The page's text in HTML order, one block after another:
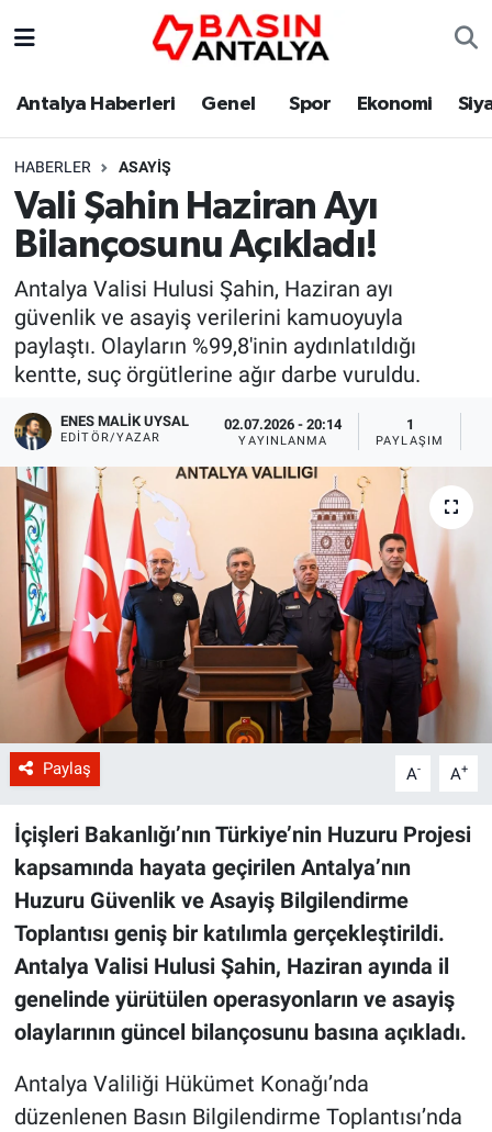
Antalya Haberleri Genel Spor Ekonomi
HABERLER ASAYIŞ
Vali Şahin Haziran Ayı
Bilançosunu Açıkladı!
Antalya Valisi Hulusi Şahin, Haziran ayı
güvenlik ve asayiş verilerini kamuoyuyla
paylaştı. Olayların %99,8'inin aydınlatıldığı
kentte, suç örgütlerine ağır darbe vuruldu.
ENES MALİK UYSAL
EDITÖR/YAZAR
02.07.2026 - 20:14
YAYINLANMA
1
PAYLAŞIM
Paylaş A- A+
İçişleri Bakanlığı’nın Türkiye’nin Huzuru Projesi
kapsamında hayata geçirilen Antalya’nın
Huzuru Güvenlik ve Asayiş Bilgilendirme
Toplantısı geniş bir katılımla gerçekleştirildi.
Antalya Valisi Hulusi Şahin, Haziran ayında il
genelinde yürütülen operasyonların ve asayiş
olaylarının güncel bilançosunu basına açıkladı.
Antalya Valiliği Hükümet Konağı’nda
düzenlenen Basın Bilgilendirme Toplantısı’nda